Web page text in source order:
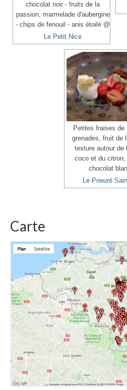
chocolat noir - fruits de la
passion, marmelade d'aubergine
- chips de fenouil - anis étoilé @
Le Petit Nice
Petites fraises de
grenades, fruit de
texture autour de
coco et du citron,
chocolat
Le Prieuré
Carte